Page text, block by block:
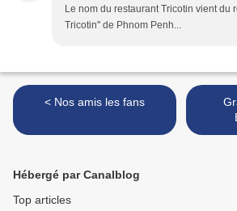
Le nom du restaurant Tricotin vient du
Tricotin" de Phnom Penh...
< Nos amis les fans
Hébergé par Canalblog
Top articles